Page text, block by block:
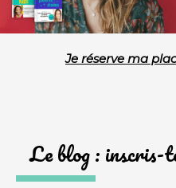
Je réserve ma
Le blog :